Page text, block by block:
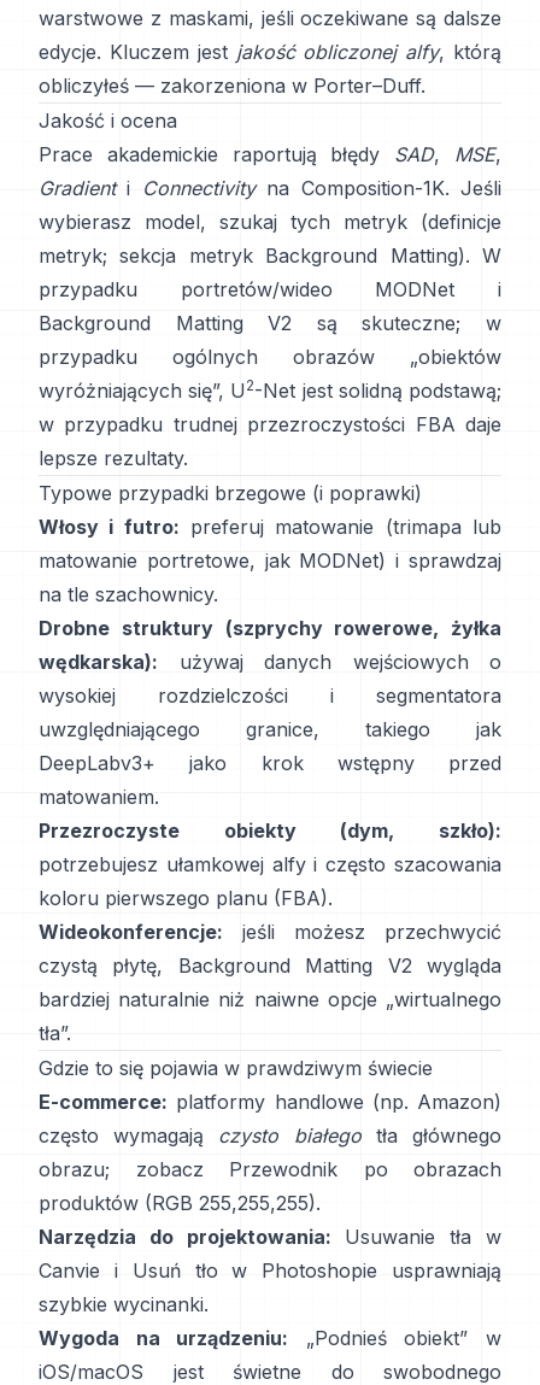
warstwowe z maskami, jeśli oczekiwane są dalsze
edycje. Kluczem jest jakość obliczonej alfy, którą
obliczyłeś — zakorzeniona w Porter–Duff.
Jakość i ocena
Prace akademickie raportują błędy SAD, MSE,
Gradienti Connectivityna Composition-1K. Jeśli
wybierasz model, szukaj tych metryk (definicje
metryk; sekcja metryk Background Matting). W
przypadku portretów/wideo MODNet i
Background Matting V2 są skuteczne; w
przypadku ogólnych obrazów „obiektów
wyróżniających się”, U 2-Net jest solidną podstawą;
w przypadku trudnej przezroczystości FBA daje
lepsze rezultaty.
Typowe przypadki brzegowe (i poprawki)
Włosy i futro: preferuj matowanie (trimapa lub
matowanie portretowe, jak MODNet) i sprawdzaj
na tle szachownicy.
Drobne struktury (szprychy rowerowe, żyłka
wędkarska): używaj danych wejściowych o
wysokiej rozdzielczości i segmentatora
uwzględniającego granice, takiego jak
DeepLabv3+ jako krok wstępny przed
matowaniem.
Przezroczyste obiekty (dym, szkło):
potrzebujesz ułamkowej alfy i często szacowania
koloru pierwszego planu (FBA).
Wideokonferencje: jeśli możesz przechwycić
czystą płytę,
Background Matting V2 wygląda
bardziej naturalnie niż naiwne opcje „wirtualnego
tła”.
Gdzie to się pojawia w prawdziwym świecie
E-commerce: platformy handlowe (np. Amazon)
często wymagają czysto białegotła głównego
obrazu; zobacz
Przewodnik po obrazach
produktów (RGB 255,255,255).
Narzędzia do projektowania:
Usuwanie tła w
Canvie i Usuń tło w Photoshopie
usprawniają
szybkie wycinanki.
Wygoda na urządzeniu: „Podnieś obiekt” w
iOS/macOS jest świetne do swobodnego